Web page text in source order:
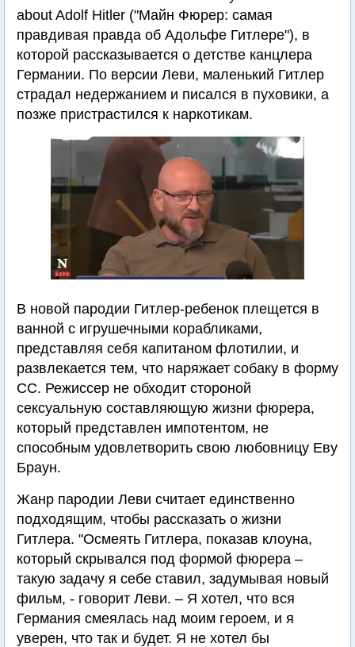
about Adolf Hitler ("Майн Фюрер: самая
правдивая правда об Адольфе Гитлере"), в
которой рассказывается о детстве канцлера
Германии. По версии Леви, маленький Гитлер
страдал недержанием и писался в пуховики, а
позже пристрастился к наркотикам.
В новой пародии Гитлер-ребенок плещется в
ванной с игрушечными корабликами,
представляя себя капитаном флотилии, и
развлекается тем, что наряжает собаку в форму
СС. Режиссер не обходит стороной
сексуальную составляющую жизни фюрера,
который представлен импотентом, не
способным удовлетворить свою любовницу Еву
Браун.
Жанр пародии Леви считает единственно
подходящим, чтобы рассказать о жизни
Гитлера. "Осмеять Гитлера, показав клоуна,
который скрывался под формой фюрера –
такую задачу я себе ставил, задумывая новый
фильм, - говорит Леви. – Я хотел, что вся
Германия смеялась над моим героем, и я
уверен, что так и будет. Я не хотел бы